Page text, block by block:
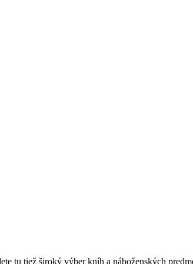
tu tiež široký výber kníh a náboženských